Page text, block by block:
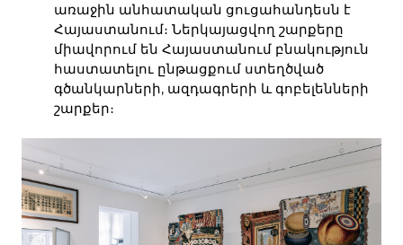
առաջին անհատական ցուցահանդեսն է
Հայաստանում։ Ներկայացվող շարքերը
միավորում են Հայաստանում բնակություն
հաստատելու ընթացքում ստեղծված
գծանկարների, ազդագրերի և գոբելենների
շարքեր։